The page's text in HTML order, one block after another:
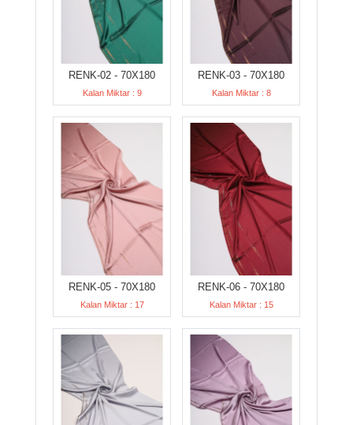
RENK-02 - 70X180
Kalan Miktar : 9
RENK-03 - 70X180
Kalan Miktar : 8
RENK-05 - 70X180
Kalan Miktar : 17
RENK-06 - 70X180
Kalan Miktar : 15